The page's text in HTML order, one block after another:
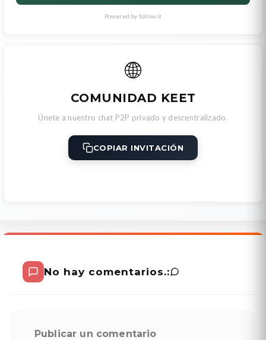
Powered by follow.it
🌐
COMUNIDAD KEET
Únete a nuestro chat P2P privado y descentralizado.
COPIAR INVITACIÓN
No hay comentarios.:
Publicar un comentario